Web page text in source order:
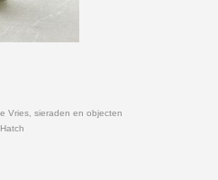
Vries, sieraden en objecten
Hatch